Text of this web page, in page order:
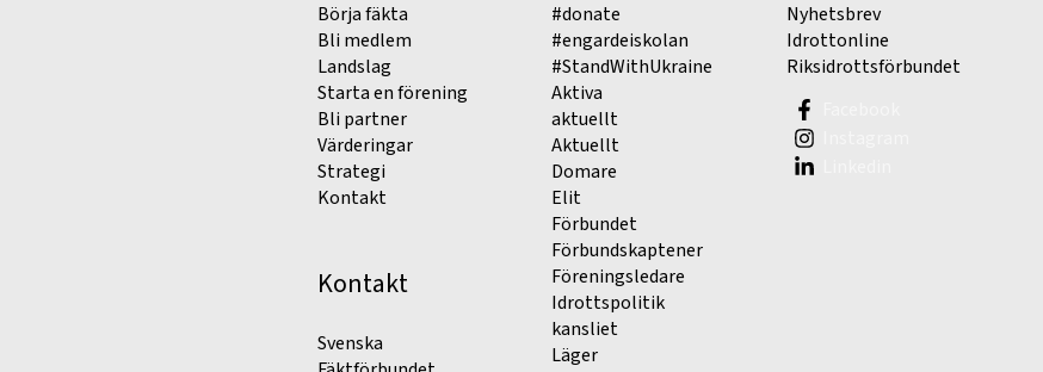
Börja fäkta
Bli medlem
Landslag
Starta en förening
Bli partner
Värderingar
Strategi
Kontakt
Kontakt
Svenska
#donate
#engardeiskolan
#StandWithUkraine
Aktiva
aktuellt
Aktuellt
Domare
Elit
Förbundet
Förbundskaptener
Föreningsledare
Idrottspolitik
kansliet
Läger
Nyhetsbrev
Idrottonline
Riksidrottsförbundet